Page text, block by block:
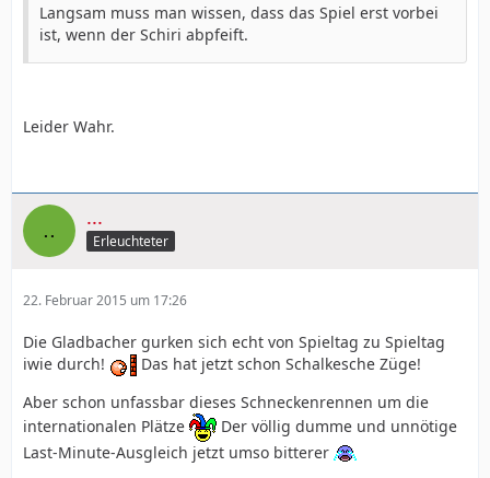
Langsam muss man wissen, dass das Spiel erst vorbei
ist, wenn der Schiri abpfeift.
Leider Wahr.
...
Erleuchteter
22. Februar 2015 um 17:26
Die Gladbacher gurken sich echt von Spieltag zu Spieltag
iwie durch!
Das hat jetzt schon Schalkesche Züge!
Aber schon unfassbar dieses Schneckenrennen um die
internationalen Plätze
Der völlig dumme und unnötige
Last-Minute-Ausgleich jetzt umso bitterer